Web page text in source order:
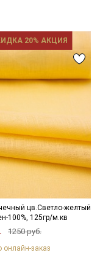
20% АКЦИЯ
цв.Светло-желтый
100%, 125гр/м.кв
1250 руб.
онлайн-заказ